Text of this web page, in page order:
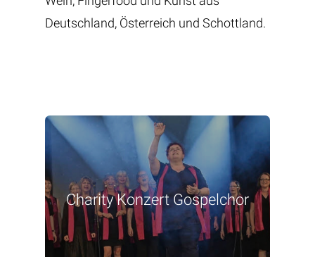
Deutschland, Österreich und Schottland.
Charity Konzert Gospelchor